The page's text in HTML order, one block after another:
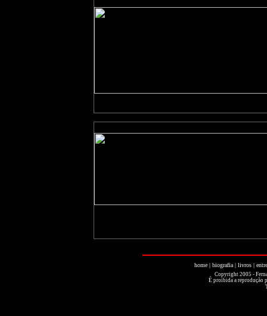
home | biografia | livros |
Copyright 2005 -
É proibida a reprodução